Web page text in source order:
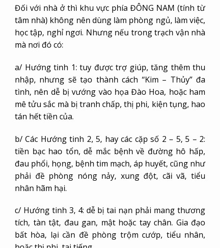
Đối với nhà ở thì khu vực phía ĐÔNG NAM (tính từ
tâm nhà) không nên dùng làm phòng ngủ, làm việc,
học tập, nghỉ ngơi. Nhưng nếu trong trạch vận nhà
mà nơi đó có:
a/ Hướng tinh 1: tuy được trợ giúp, tăng thêm thu
nhập, nhưng sẽ tạo thành cách “Kim – Thủy” đa
tình, nên dễ bị vướng vào họa Đào Hoa, hoặc ham
mê tửu sắc mà bị tranh chấp, thị phi, kiện tụng, hao
tán hết tiền của.
b/ Các Hướng tinh 2, 5, hay các cặp số 2 – 5, 5 – 2:
tiền bạc hao tổn, dễ mắc bệnh về đường hô hấp,
đau phổi, họng, bệnh tim mạch, áp huyết, cũng như
phải đề phòng nóng nảy, xung đột, cãi vã, tiểu
nhân hãm hại.
c/ Hướng tinh 3, 4: dễ bị tai nạn phải mang thương
tích, tàn tật, đau gan, mật hoặc tay chân. Gia đạo
bất hòa, lại cần đề phòng trộm cướp, tiểu nhân,